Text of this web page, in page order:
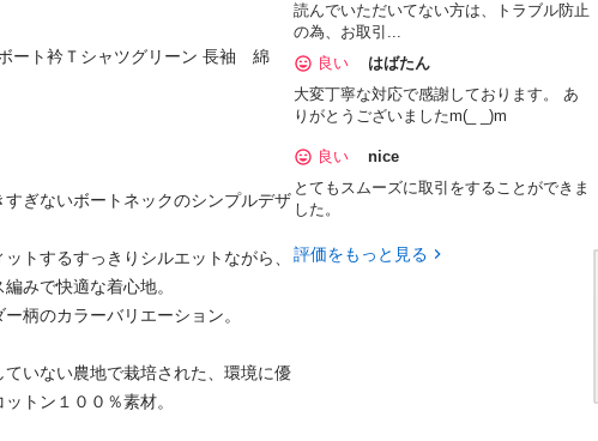
ート衿Ｔシャツグリーン 長袖　綿
ぎないボートネックのシンプルデザ
トするすっきりシルエットながら、
みで快適な着心地。
柄のカラーバリエーション。
いない農地で栽培された、環境に優
トン１００％素材。
読んでいただいてない方は、トラブル防止
の為、お取引...
良い
はばたん
大変丁寧な対応で感謝しております。 あ
りがとうございましたm(_ _)m
良い
nice
とてもスムーズに取引をすることができま
した。
評価をもっと見る